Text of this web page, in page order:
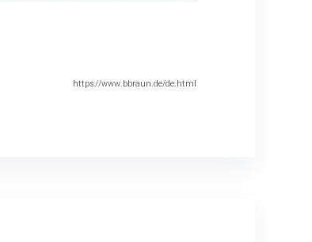
https://www.bbraun.de/de.html